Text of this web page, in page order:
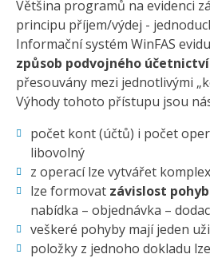
Většina programů na evidenci
principu příjem/výdej -
Informační systém WinFAS
způsob podvojného účetnictví
přesouvány mezi jednotlivými
Výhody tohoto přístupu jsou
počet kont (účtů) i počet
libovolný
z operací lze vytvářet
lze formovat závislost
nabídka – objednávka –
veškeré pohyby mají jeden
položky z jednoho dokladu